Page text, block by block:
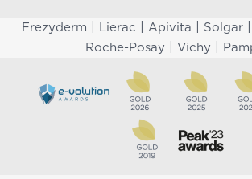
Frezyderm Lierac Apivita Solgar|
Roche-Posay
Vichy